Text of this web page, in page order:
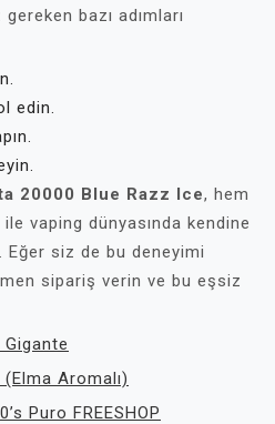
bazı adımları
edin.
20000 Blue Razz Ice, hem
vaping dünyasında kendine
siz de bu deneyimi
sipariş verin ve bu eşsiz
Aromalı)
Puro FREESHOP